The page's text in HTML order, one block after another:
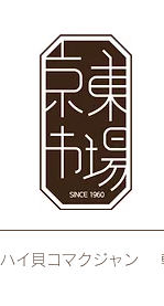
ハイ貝コマクジャン